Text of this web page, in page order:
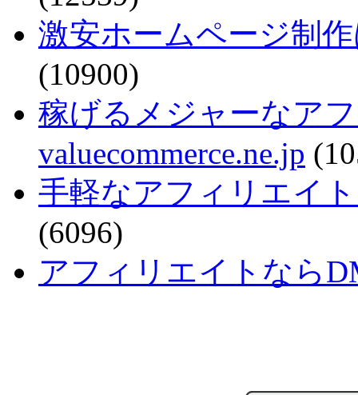
激安ホームページ制
(10900)
稼げるメジャーなア
valuecommerce.ne.jp
手軽なアフィリエイ
(6096)
アフィリエイトなら